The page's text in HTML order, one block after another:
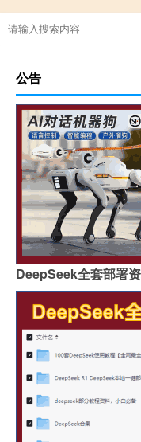
公告
DeepSeek全套部署